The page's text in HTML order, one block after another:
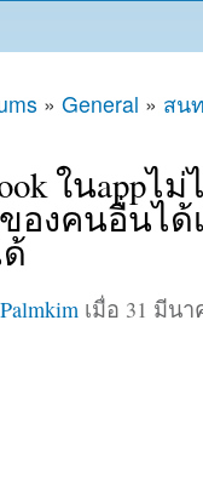
» General » สน
ในappไม่
องคนอื่นได้
Palmkim เมื่อ 31 มีนา